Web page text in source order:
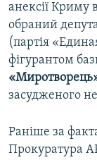
анексії Криму
обраний
(партія
фігурантом
засудженого
Раніше за
Прокуратура